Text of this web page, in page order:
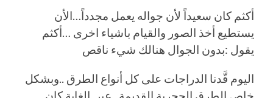
أكثم كان سعيداً لأن جواله يعمل مجدداً…الأن
يستطيع أخذ الصور والقيام باشياء اخرى …أكثم
يقول :بدون الجوال هنالك شيء ناقص
اليوم قَّدنا الدراجات على كل أنواع الطرق ..وبشكل